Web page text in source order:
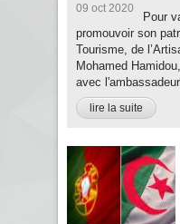
09 oct 2020
Pour
promouvoir son
Tourisme, de
Mohamed
avec
lire la suite